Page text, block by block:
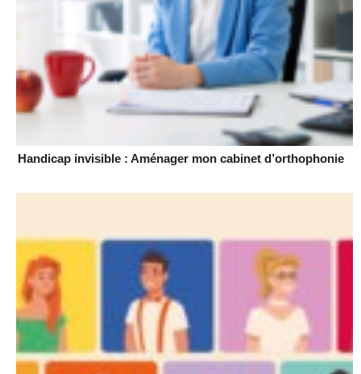
Handicap invisible : Aménager mon cabinet d’orthophonie